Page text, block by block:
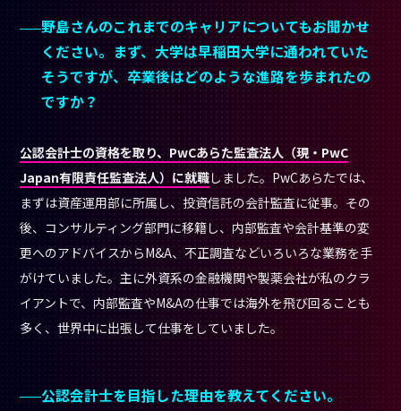
がけていました。主に外資系の金融機関や製薬会社が私のクラ
イアントで、内部監査やM&Aの仕事では海外を飛び回ることも
多く、世界中に出張して仕事をしていました。
公認会計士を目指した理由を教えてください。
会社から独立し、社会の中で自律して仕事をすることができる
士業の生き方に憧れたことが大きな理由です。
私は大学に入学した直後から就職活動を意識していたのです
が、当時は就職氷河期で、「就活」という言葉にポジティブな
印象を持つことができない時代でした。今のように転職が当た
度とメインストリームに戻ることができない社会だったんで